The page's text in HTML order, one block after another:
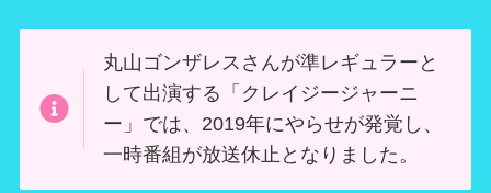
丸山ゴンザレスさんが準レギュラーと
して出演する「クレイジージャーニ
ー」では、2019年にやらせが発覚し、
一時番組が放送休止となりました。